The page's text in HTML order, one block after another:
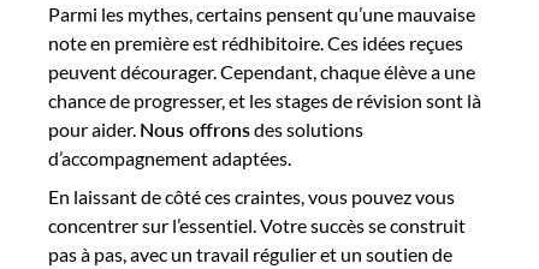
Parmi les mythes, certains pensent qu’une mauvaise
note en première est rédhibitoire. Ces idées reçues
peuvent décourager. Cependant, chaque élève a une
chance de progresser, et les stages de révision sont là
pour aider. Nous offronsdes solutions
d’accompagnement adaptées.
En laissant de côté ces craintes, vous pouvez vous
concentrer sur l’essentiel. Votre succès se construit
pas à pas, avec un travail régulier et un soutien de